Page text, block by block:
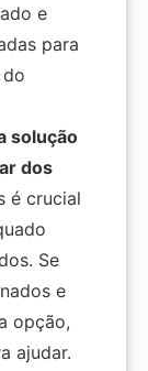
e
para
solução
dos
é crucial
Se
e
opção,
ajudar.